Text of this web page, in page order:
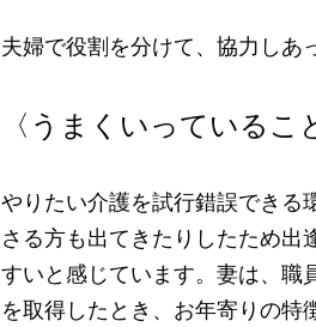
夫婦で役割を分けて、協力しあ
〈うまくいっている
やりたい介護を試行錯誤できる
さる方も出てきたりしたため
すいと感じています。妻は、職
を取得したとき、お年寄りの